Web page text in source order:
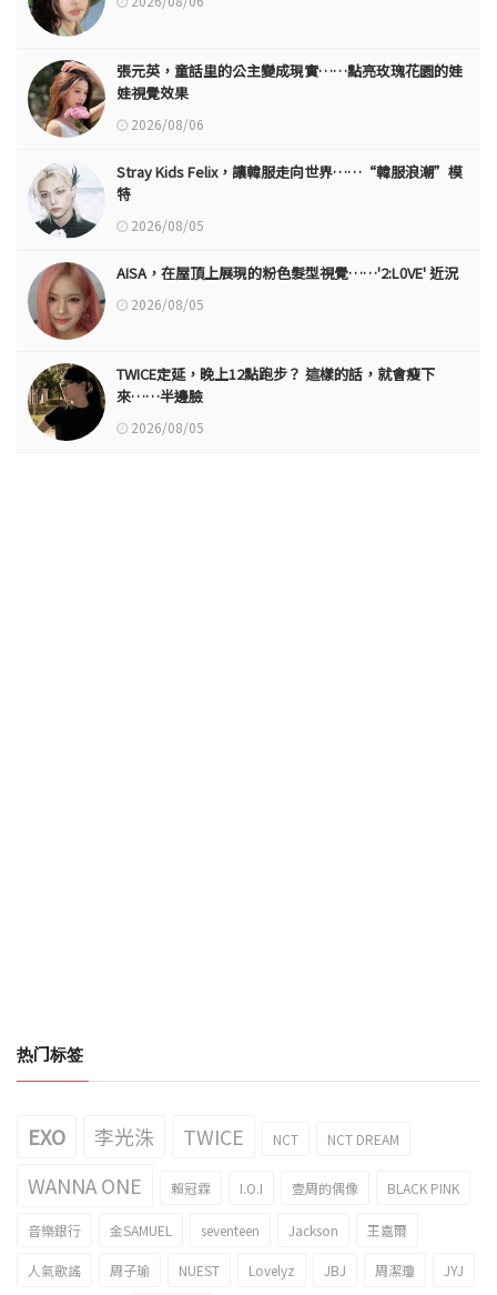
張元英，童話里的公主變成現實……點亮玫瑰花園的娃
娃視覺效果
2026/08/06
Stray Kids Felix，讓韓服走向世界……“韓服浪潮”模
特
2026/08/05
AISA，在屋頂上展現的粉色髮型視覺……'2:L0VE' 近況
2026/08/05
TWICE定延，晚上12點跑步？ 這樣的話，就會瘦下
來……半邊臉
2026/08/05
热门标签
EXO 李光洙 TWICE NCT NCT DREAM
WANNA ONE 賴冠霖 I.O.I 壹周的偶像 BLACK PINK
音樂銀行 金SAMUEL seventeen Jackson 王嘉爾
人氣歌謠 周子瑜 NUEST Lovelyz JBJ 周潔瓊 JYJ